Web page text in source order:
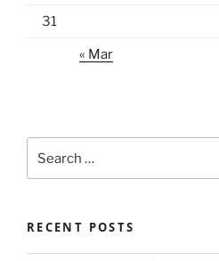
31
« Mar
for:
RECENT POSTS